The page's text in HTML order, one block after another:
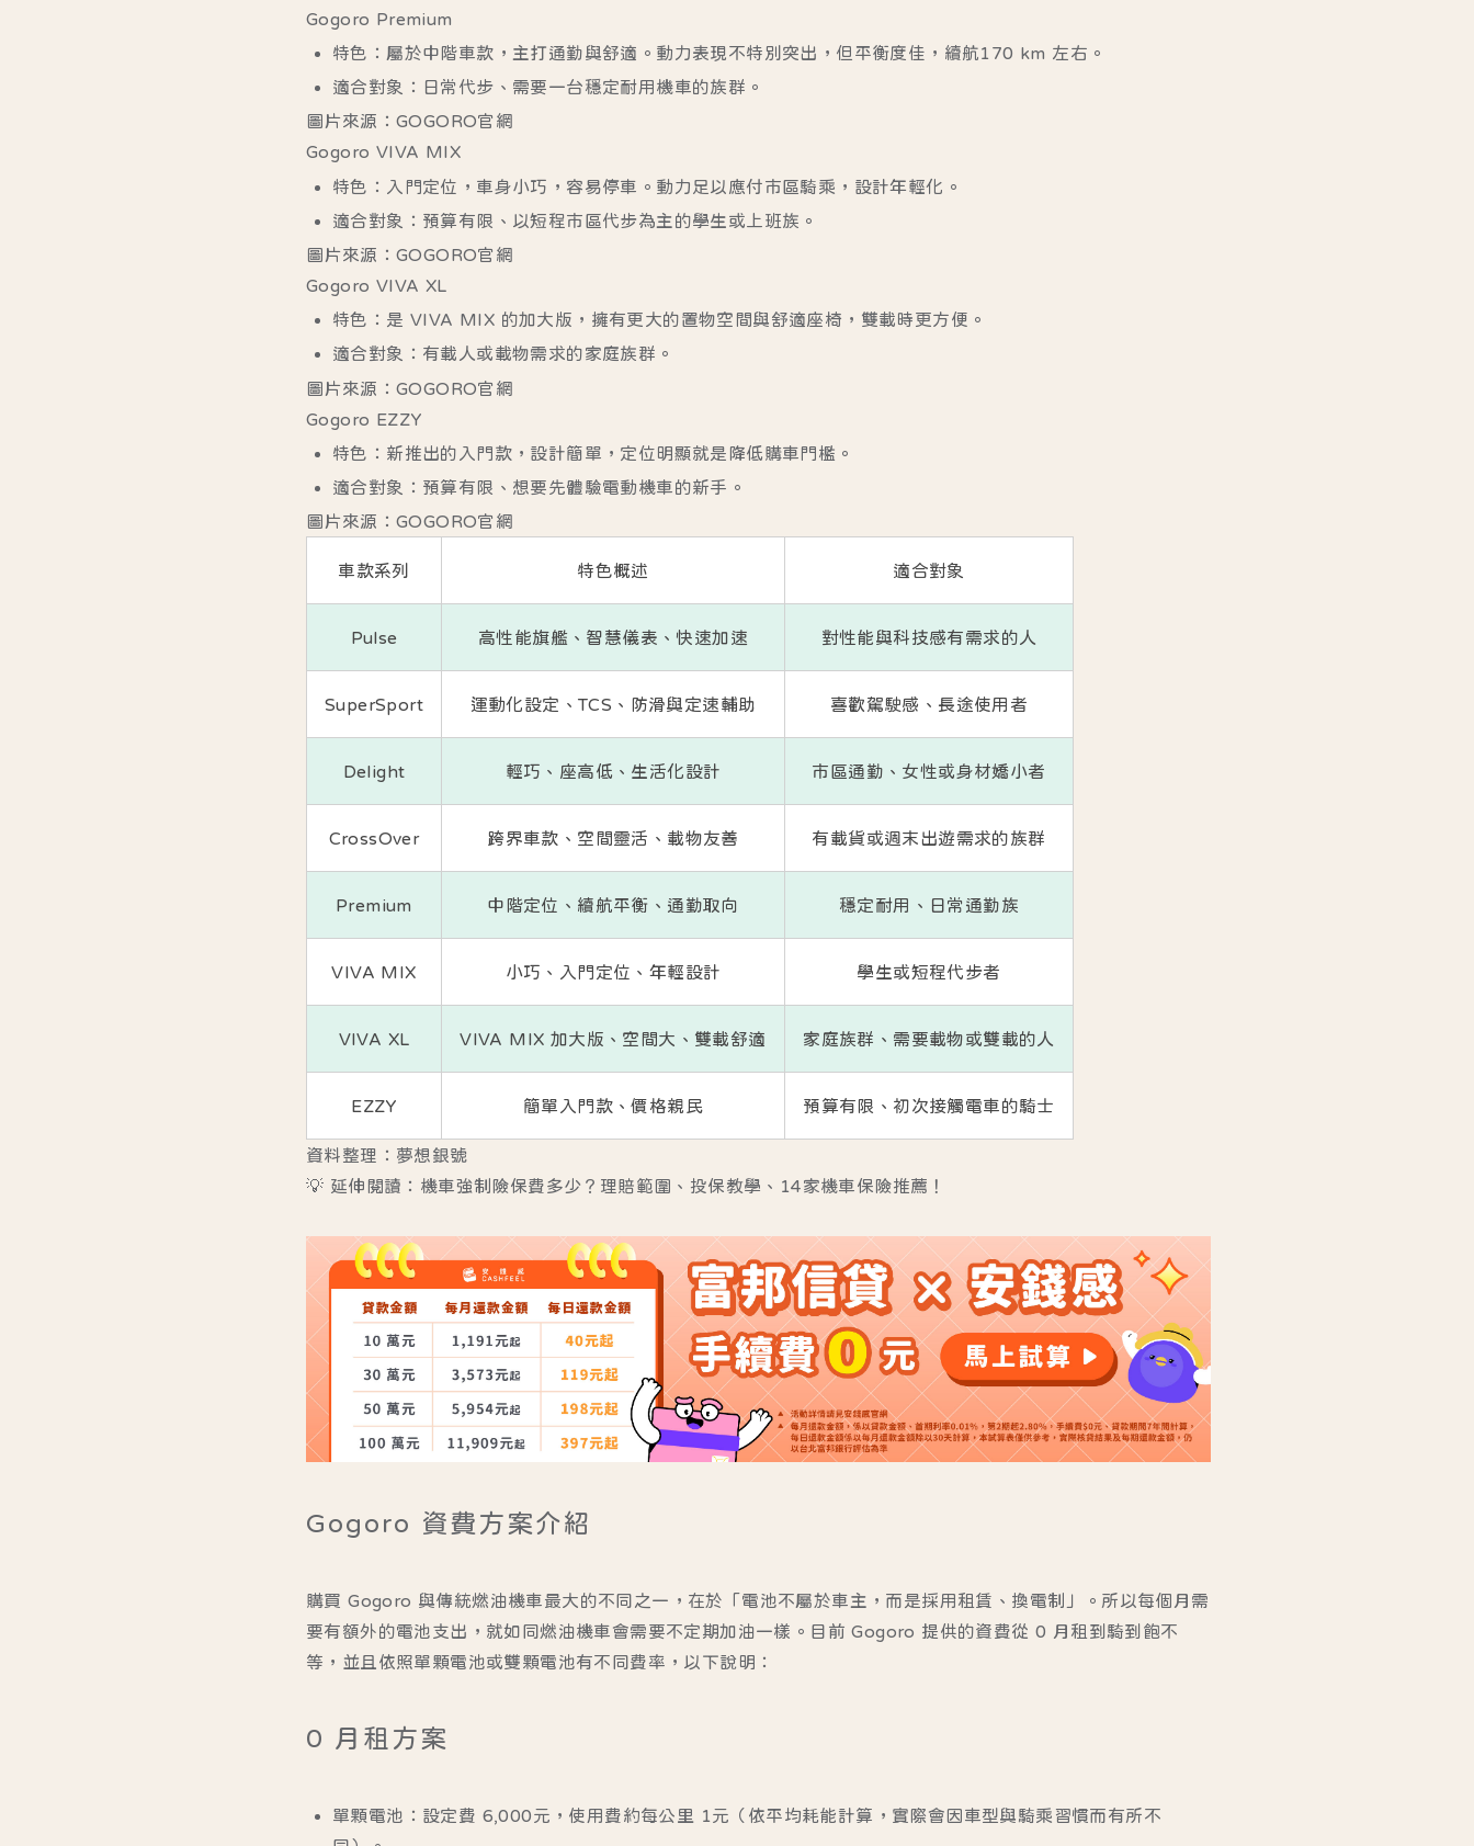
Gogoro Premium
特色 ：屬於中階車款，主打通勤與舒適。動力表現不特別突出，但平衡度佳，續航170 km 左右。
適合對象
：日常代步、需要一台穩定耐用機車的族群。
圖片來源：GOGORO官網
Gogoro VIVA MIX
特色 ：入門定位，車身小巧，容易停車。動力足以應付市區騎乘，設計年輕化。
適合對象
：預算有限、以短程市區代步為主的學生或上班族。
圖片來源：GOGORO官網
Gogoro VIVA XL
特色 ：是 VIVA MIX 的加大版，擁有更大的置物空間與舒適座椅，雙載時更方便。
適合對象
：有載人或載物需求的家庭族群。
圖片來源：GOGORO官網
Gogoro EZZY
特色 ：新推出的入門款，設計簡單，定位明顯就是降低購車門檻。
適合對象
：預算有限、想要先體驗電動機車的新手。
圖片來源：GOGORO官網
車款系列 特色概述 適合對象
Pulse 高性能旗艦、智慧儀表、快速加速 對性能與科技感有需求的人
SuperSport 運動化設定、TCS、防滑與定速輔助 喜歡駕駛感、長途使用者
Delight 輕巧、座高低、生活化設計 市區通勤、女性或身材嬌小者
CrossOver 跨界車款、空間靈活、載物友善 有載貨或週末出遊需求的族群
Premium 中階定位、續航平衡、通勤取向 穩定耐用、日常通勤族
VIVA MIX 小巧、入門定位、年輕設計 學生或短程代步者
VIVA XL VIVA MIX 加大版、空間大、雙載舒適 家庭族群、需要載物或雙載的人
EZZY 簡單入門款、價格親民 預算有限、初次接觸電車的騎士
資料整理：夢想銀號
💡 延伸閱讀： 機車強制險保費多少？理賠範圍、投保教學、14家機車保險推薦！
Gogoro 資費方案介紹
購買 Gogoro 與傳統燃油機車最大的不同之一，在於「電池不屬於車主，而是採用租賃、換電制」。所以每個月需
要有額外的電池支出，就如同燃油機車會需要不定期加油一樣。目前 Gogoro 提供的資費從 0 月租到騎到飽不
等，並且依照單顆電池或雙顆電池有不同費率，以下說明：
0 月租方案
單顆電池 ：設定費 6,000元，使用費約每公里 1元（依平均耗能計算，實際會因車型與騎乘習慣而有所不